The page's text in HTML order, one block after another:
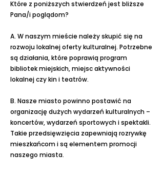
Które z poniższych stwierdzeń jest bliższe
Pana/i poglądom?
A. W naszym mieście należy skupić się na
rozwoju lokalnej oferty kulturalnej. Potrzebne
są działania, które poprawią program
bibliotek miejskich, miejsc aktywności
lokalnej czy kin i teatrów.
B. Nasze miasto powinno postawić na
organizację dużych wydarzeń kulturalnych –
koncertów, wydarzeń sportowych i spektakli.
Takie przedsięwzięcia zapewniają rozrywkę
mieszkańcom i są elementem promocji
naszego miasta.